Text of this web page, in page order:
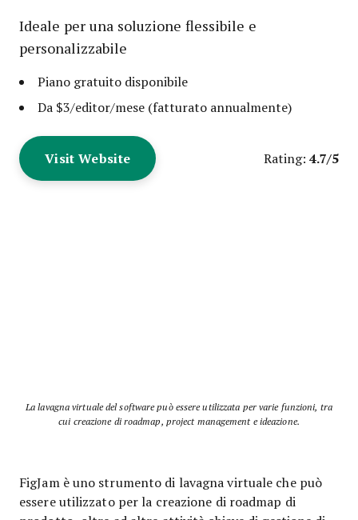
Ideale per una soluzione flessibile e
personalizzabile
Piano gratuito disponibile
Da $3/editor/mese (fatturato annualmente)
Visit Website Rating: 4.7/5
La lavagna virtuale del software può essere utilizzata per varie funzioni, tra
cui creazione di roadmap, project management e ideazione.
FigJam è uno strumento di lavagna virtuale che può
essere utilizzato per la creazione di roadmap di